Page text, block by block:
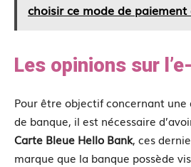
choisir ce mode de paiement
Les opinions sur
Pour être objectif concernant une
de banque, il est nécessaire
Carte Bleue Hello Bank, ces
marque que la banque possède